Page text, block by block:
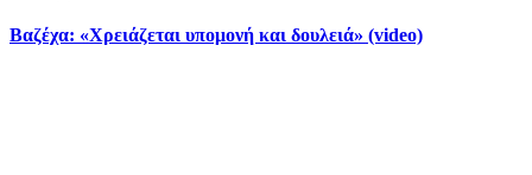
Βαζέχα: «Χρειάζεται υπομονή και δουλειά» (video)